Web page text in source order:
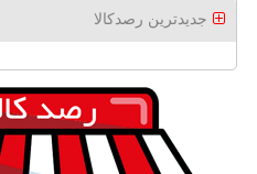
جدیدترین رصدکالا